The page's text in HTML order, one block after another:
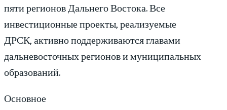
пяти регионов Дальнего Востока. Все
инвестиционные проекты, реализуемые
ДРСК, активно поддерживаются главами
дальневосточных регионов и муниципальных
образований.
Основное